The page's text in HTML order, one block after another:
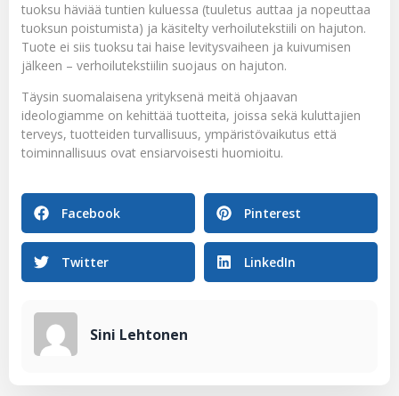
tuoksu häviää tuntien kuluessa (tuuletus auttaa ja nopeuttaa
tuoksun poistumista) ja käsitelty verhoilutekstiili on hajuton.
Tuote ei siis tuoksu tai haise levitysvaiheen ja kuivumisen
jälkeen – verhoilutekstiilin suojaus on hajuton.
Täysin suomalaisena yrityksenä meitä ohjaavan
ideologiamme on kehittää tuotteita, joissa sekä kuluttajien
terveys, tuotteiden turvallisuus, ympäristövaikutus että
toiminnallisuus ovat ensiarvoisesti huomioitu.
Facebook Pinterest
Twitter LinkedIn
Sini Lehtonen